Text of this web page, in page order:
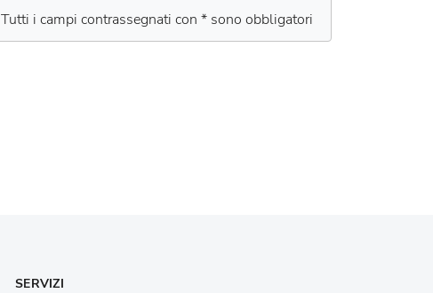
Tutti i campi contrassegnati con * sono obbligatori
SERVIZI